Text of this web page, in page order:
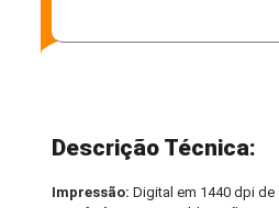
Descrição Técnica:
Impressão: Digital em 1440 dpi